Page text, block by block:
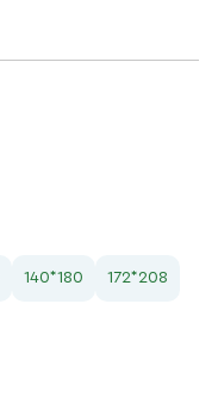
140*180 172*208